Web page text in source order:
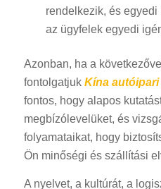
rendelkezik, és
az ügyfelek egyedi
Azonban, ha a
fontolgatjuk Kína
fontos, hogy alapos
megbízólevelüket, és
folyamataikat, hogy
Ön minőségi és szállítási
A nyelvet, a kultúrát, a